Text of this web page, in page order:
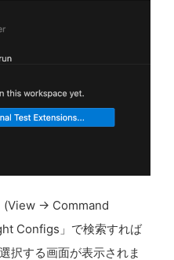
(View → Command
Configs」で検索すれば
択する画面が表示されま